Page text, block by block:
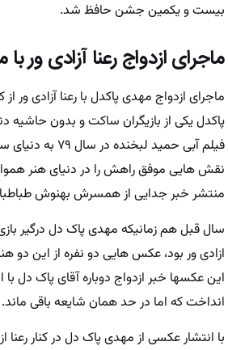
بیست و یکمین جشن حافظ شد.
ماجرای ازدواج رعنا آزادی ور
ماجرای ازدواج مهدی پاکدل با رعنا آزادی ور
پاکدل یکی از بازیگران ساکت و بدون حاشیه
فیلم آبی حمید
نقش هایی موفق راهش را در دنیای هنر
منتشر خبر جدایی از همسرش بهنوش
سال قبل هم زمانیکه مهدی پاک دل درگیر بازی
ازادی ور بود، عکس هایی دو نفره از این
این عکسها خبر ازدواج دوباره آقای پاک دل با
انداخت که اما در حد همان شایعه باقی ماند.
با انتشار عکسی از مهدی پاک دل در کنار